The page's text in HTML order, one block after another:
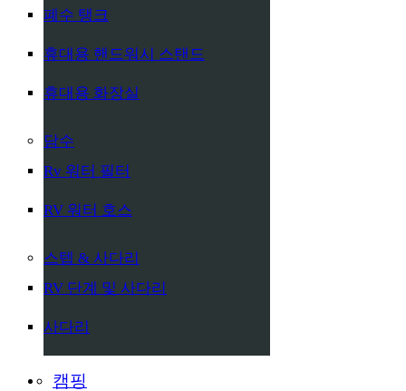
폐수 탱크
휴대용 핸드워시 스탠드
휴대용 화장실
담수
Rv 워터 필터
RV 워터 호스
스텝 & 사다리
RV 단계 및 사다리
사다리
캠핑